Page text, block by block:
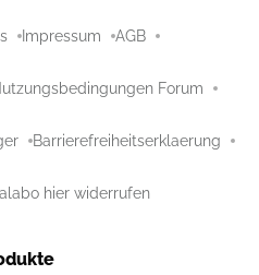
Impressum AGB
Forum
Barrierefreiheitserklaerung
hier widerrufen